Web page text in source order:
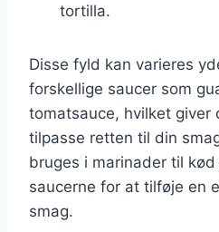
tortilla.
Disse fyld kan varieres
forskellige saucer som
tomatsauce, hvilket giver
tilpasse retten til din
bruges i marinader til
saucerne for at tilføje en
smag.